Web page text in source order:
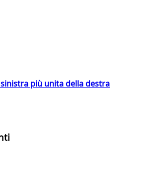
sinistra più unita della destra